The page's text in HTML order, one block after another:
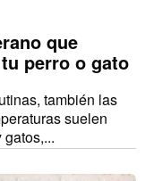
que
perro o gato
también las
suelen